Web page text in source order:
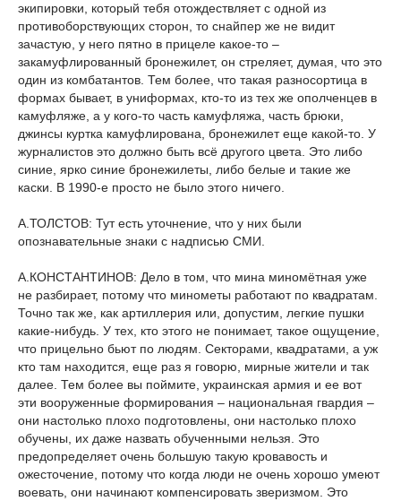
экипировки, который тебя отождествляет с одной из
противоборствующих сторон, то снайпер же не видит
зачастую, у него пятно в прицеле какое-то –
закамуфлированный бронежилет, он стреляет, думая, что это
один из комбатантов. Тем более, что такая разносортица в
формах бывает, в униформах, кто-то из тех же ополченцев в
камуфляже, а у кого-то часть камуфляжа, часть брюки,
джинсы куртка камуфлирована, бронежилет еще какой-то. У
журналистов это должно быть всё другого цвета. Это либо
синие, ярко синие бронежилеты, либо белые и такие же
каски. В 1990-е просто не было этого ничего.
А.ТОЛСТОВ: Тут есть уточнение, что у них были
опознавательные знаки с надписью СМИ.
А.КОНСТАНТИНОВ: Дело в том, что мина миномётная уже
не разбирает, потому что минометы работают по квадратам.
Точно так же, как артиллерия или, допустим, легкие пушки
какие-нибудь. У тех, кто этого не понимает, такое ощущение,
что прицельно бьют по людям. Секторами, квадратами, а уж
кто там находится, еще раз я говорю, мирные жители и так
далее. Тем более вы поймите, украинская армия и ее вот
эти вооруженные формирования – национальная гвардия –
они настолько плохо подготовлены, они настолько плохо
обучены, их даже назвать обученными нельзя. Это
предопределяет очень большую такую кровавость и
ожесточение, потому что когда люди не очень хорошо умеют
воевать, они начинают компенсировать зверизмом. Это